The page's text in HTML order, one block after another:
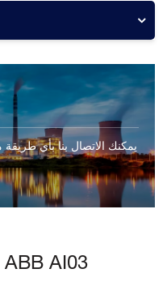
وحدة الإدخال التناظرية ABB AI03